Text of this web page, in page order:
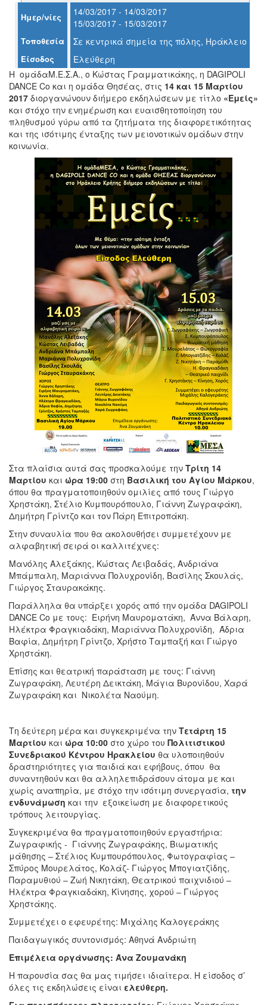
ΔΗΜΟΣ
ΠΟΛΙΤΙΣΜΟΣ
ΑΝΘΕΚΤΙΚΗ
Ημερ/νίες
14/03/2017 - 14/03/2017
15/03/2017 - 15/03/2017
Τοποθεσία Σε κεντρικά σημεία της πόλης, Ηράκλειο
Είσοδος
Ελεύθερη
Η ομάδαΜ.Ε.Σ.Α., ο Κώστας Γραμματικάκης, η DAGIPOLI
DANCE Co και η ομάδα Θησέας, στις 14 και 15 Μαρτίου
2017 διοργανώνουν διήμερο εκδηλώσεων με τίτλο «Εμείς»
και στόχο την ενημέρωση και ευαισθητοποίηση του
πληθυσμού γύρω από τα ζητήματα της διαφορετικότητας
και της ισότιμης ένταξης των μειονοτικών ομάδων στην
κοινωνία.
Στα πλαίσια αυτά σας προσκαλούμε την Τρίτη 14
Μαρτίου και ώρα 19:00 στη Βασιλική του Αγίου Μάρκου,
όπου θα πραγματοποιηθούν ομιλίες από τους Γιώργο
Χρηστάκη, Στέλιο Κυμπουρόπουλο, Γιάννη Ζωγραφάκη,
Δημήτρη Γρίντζο και τον Πάρη Επιτροπάκη.
Στην συναυλία που θα ακολουθήσει συμμετέχουν με
αλφαβητική σειρά οι καλλιτέχνες:
Μανόλης Αλεξάκης, Κώστας Λειβαδάς, Ανδριάνα
Μπάμπαλη, Μαριάννα Πολυχρονίδη, Βασίλης Σκουλάς,
Γιώργος Σταυρακάκης.
Παράλληλα θα υπάρξει χορός από την ομάδα DAGIPOLI
DANCE Co με τους: Ειρήνη Μαυροματάκη, Άννα Βάλαρη,
Ηλέκτρα Φραγκιαδάκη, Μαριάννα Πολυχρονίδη, Άδρια
Βαφία, Δημήτρη Γρίντζο, Χρήστο Ταμπαξή και Γιώργο
Χρηστάκη.
Επίσης και θεατρική παράσταση με τους: Γιάννη
Ζωγραφάκη, Λευτέρη Δεικτάκη, Μάγια Βυρονίδου, Χαρά
Ζωγραφάκη και Νικολέτα Ναούμη.
Τη δεύτερη μέρα και συγκεκριμένα την Τετάρτη 15
Μαρτίου και ώρα 10:00 στο χώρο του Πολιτιστικού
Συνεδριακού Κέντρου Ηρακλείου θα υλοποιηθούν
δραστηριότητες για παιδιά και εφήβους, όπου θα
συναντηθούν και θα αλληλεπιδράσουν άτομα με και
χωρίς αναπηρία, με στόχο την ισότιμη συνεργασία, την
ενδυνάμωση και την εξοικείωση με διαφορετικούς
τρόπους λειτουργίας.
Συγκεκριμένα θα πραγματοποιηθούν εργαστήρια:
Ζωγραφικής - Γιάννης Ζωγραφάκης, Βιωματικής
μάθησης – Στέλιος Κυμπουρόπουλος, Φωτογραφίας –
Σπύρος Μουρελάτος, Κολάζ- Γιώργος Μπογιατζίδης,
Παραμυθιού – Ζωή Νικητάκη, Θεατρικού παιχνιδιού –
Ηλέκτρα Φραγκιαδάκη, Κίνησης, χορού – Γιώργος
Χρηστάκης.
Συμμετέχει ο εφευρέτης: Μιχάλης Καλογεράκης
Παιδαγωγικός συντονισμός: Αθηνά Ανδριώτη
Επιμέλεια οργάνωσης: Άνα Ζουμανάκη
Η παρουσία σας θα μας τιμήσει ιδιαίτερα. Η είσοδος σ’
όλες τις εκδηλώσεις είναι ελεύθερη.